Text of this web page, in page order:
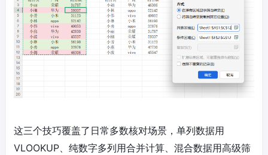
这三个技巧覆盖了日常多数核对场景，单列数据用
VLOOKUP、纯数字多列用合并计算、混合数据用高级筛